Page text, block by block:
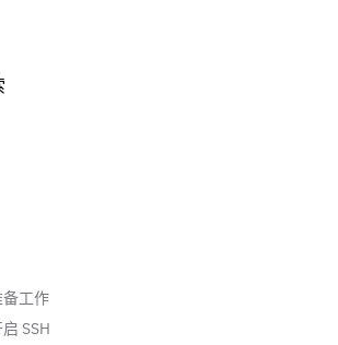
备工作
SSH